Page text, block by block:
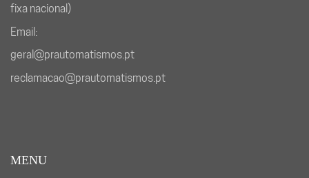
fixa nacional)
Email:
geral@prautomatismos.pt
reclamacao@prautomatismos.pt
MENU